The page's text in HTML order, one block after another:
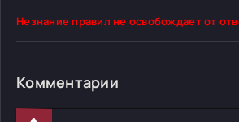
Незнание правил не освобождает от
Комментарии